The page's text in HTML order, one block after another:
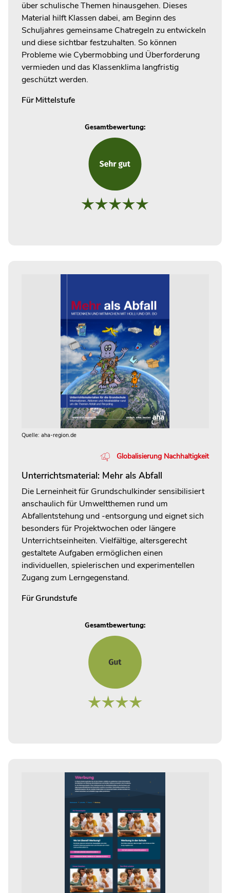
über schulische Themen hinausgehen. Dieses
Material hilft Klassen dabei, am Beginn des
Schuljahres gemeinsame Chatregeln zu entwickeln
und diese sichtbar festzuhalten. So können
Probleme wie Cybermobbing und Überforderung
vermieden und das Klassenklima langfristig
geschützt werden.
Für Mittelstufe
Gesamtbewertung:
Quelle: aha-region.de
Globalisierung Nachhaltigkeit
Unterrichtsmaterial: Mehr als Abfall
Die Lerneinheit für Grundschulkinder sensibilisiert
anschaulich für Umweltthemen rund um
Abfallentstehung und -entsorgung und eignet sich
besonders für Projektwochen oder längere
Unterrichtseinheiten. Vielfältige, altersgerecht
gestaltete Aufgaben ermöglichen einen
individuellen, spielerischen und experimentellen
Zugang zum Lerngegenstand.
Für Grundstufe
Gesamtbewertung: